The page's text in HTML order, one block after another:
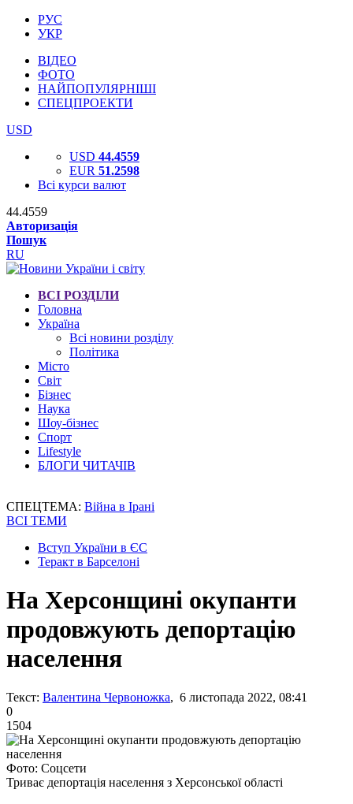
РУС
УКР
ВІДЕО
ФОТО
НАЙПОПУЛЯРНІШІ
СПЕЦПРОЕКТИ
USD
USD 44.4559
EUR 51.2598
Всі курси валют
44.4559
Авторизація
Пошук
RU
ВСІ РОЗДІЛИ
Головна
Україна
Всі новини розділу
Політика
Місто
Світ
Бізнес
Наука
Шоу-бізнес
Спорт
Lifestyle
БЛОГИ ЧИТАЧІВ
СПЕЦТЕМА: Війна в Ірані
ВСІ ТЕМИ
Вступ України в ЄС
Теракт в Барселоні
На Херсонщині окупанти
продовжують депортацію
населення
Текст: Валентина Червоножка, 6 листопада 2022, 08:41
0
1504
Фото: Соцсети
Триває депортація населення з Херсонської області